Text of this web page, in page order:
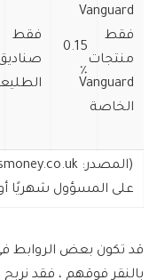
Vanguard
فقط
منتجات
Vanguard
الخاصة
0.15
٪
فقط
على المسؤول شهريًا
قد تكون بعض الروابط
بالنقر فوقهم ، فقد